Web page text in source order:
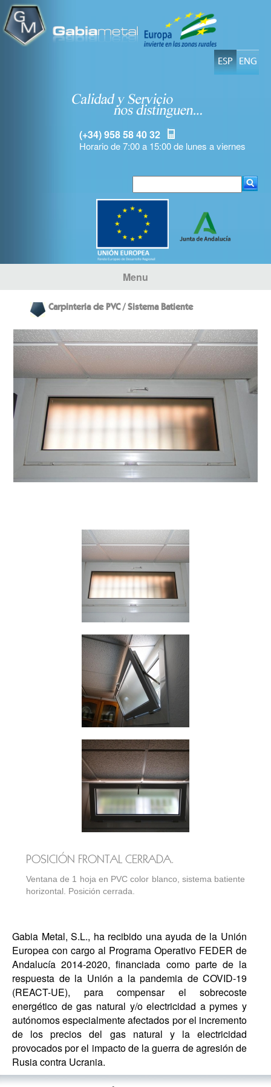
ESP ENG
(+34) 958 58 40 32
Horario de 7:00 a 15:00 de lunes a viernes
Menu
Carpinteria de PVC / Sistema Batiente
POSICIÓN FRONTAL CERRADA.
Ventana de 1 hoja en PVC color blanco, sistema batiente
horizontal. Posición cerrada.
Gabia Metal, S.L., ha recibido una ayuda de la Unión
Europea con cargo al Programa Operativo FEDER de
Andalucía 2014-2020, financiada como parte de la
respuesta de la Unión a la pandemia de COVID-19
(REACT-UE), para compensar el sobrecoste
energético de gas natural y/o electricidad a pymes y
autónomos especialmente afectados por el incremento
de los precios del gas natural y la electricidad
provocados por el impacto de la guerra de agresión de
Rusia contra Ucrania.